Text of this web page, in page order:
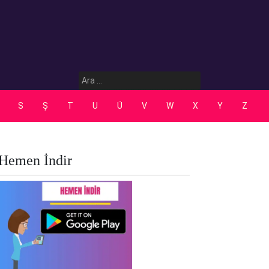
Arama:
S Ş T U Ü V W X Y Z
İndir